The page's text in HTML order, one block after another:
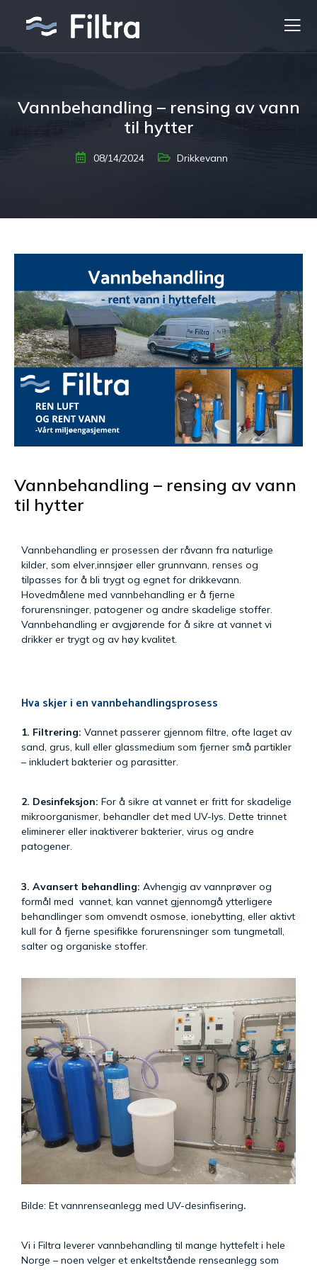
Vannbehandling – rensing av vann
til hytter
08/14/2024 Drikkevann
Vannbehandling – rensing av vann
til hytter
Vannbehandling er prosessen der råvann fra naturlige
kilder, som elver,innsjøer eller grunnvann, renses og
tilpasses for å bli trygt og egnet for drikkevann.
Hovedmålene med vannbehandling er å fjerne
forurensninger, patogener og andre skadelige stoffer.
Vannbehandling er avgjørende for å sikre at vannet vi
drikker er trygt og av høy kvalitet.
Hva skjer i en vannbehandlingsprosess
1. Filtrering: Vannet passerer gjennom filtre, ofte laget av
sand, grus, kull eller glassmedium som fjerner små partikler
– inkludert bakterier og parasitter.
2. Desinfeksjon: For å sikre at vannet er fritt for skadelige
mikroorganismer, behandler det med UV-lys. Dette trinnet
eliminerer eller inaktiverer bakterier, virus og andre
patogener.
3. Avansert behandling: Avhengig av vannprøver og
formål med vannet, kan vannet gjennomgå ytterligere
behandlinger som omvendt osmose, ionebytting, eller aktivt
kull for å fjerne spesifikke forurensninger som tungmetall,
salter og organiske stoffer.
Bilde: Et vannrenseanlegg med UV-desinfisering.
Vi i Filtra leverer vannbehandling til mange hyttefelt i hele
Norge – noen velger et enkeltstående renseanlegg som